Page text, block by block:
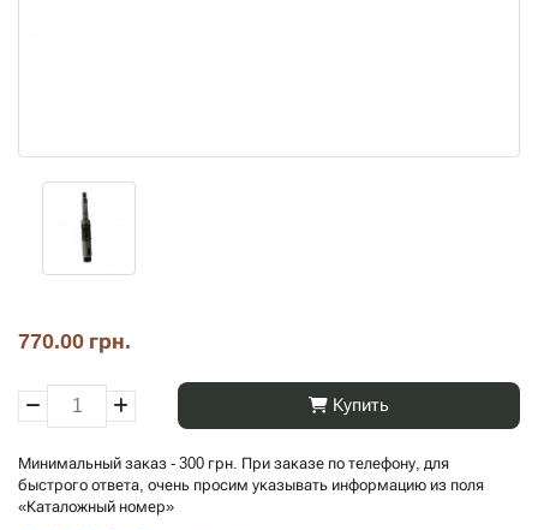
770.00 грн.
Купить
Минимальный заказ - 300 грн. При заказе по телефону, для
быстрого ответа, очень просим указывать информацию из поля
«Каталожный номер»